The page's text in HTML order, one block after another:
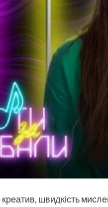
креатив, швидкість